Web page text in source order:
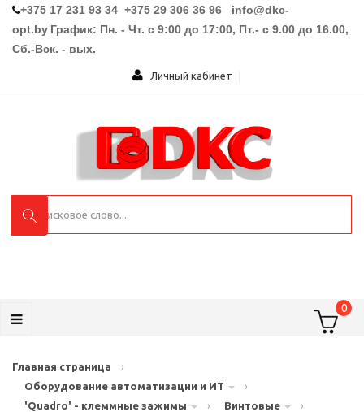
+375 17 231 93 34 +375 29 306 36 96 info@dkc-
opt.by График: Пн. - Чт. с 9:00 до 17:00, Пт.- с 9.00 до 16.00,
Сб.-Вск. - вых.
Личный кабинет
0
Главная страница
›
Оборудование автоматизации и ИТ
›
'Quadro' - клеммные зажимы
› Винтовые
›